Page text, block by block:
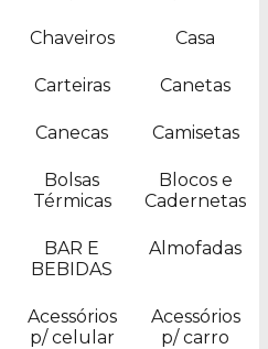
Chaveiros Casa
Carteiras Canetas
Canecas Camisetas
Bolsas
Térmicas
Blocos e
Cadernetas
BAR E
BEBIDAS
Almofadas
Acessórios
p/ celular
Acessórios
p/ carro